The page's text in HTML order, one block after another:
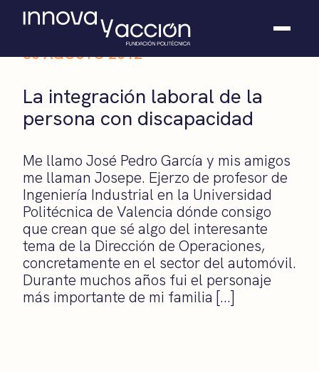
Somos fundación
Casos de éxito
Hackathones
Modo On
Contacto
30 AGOSTO 2012
La integración laboral de la
persona con discapacidad
Me llamo José Pedro García y mis amigos
me llaman Josepe. Ejerzo de profesor de
Ingeniería Industrial en la Universidad
Politécnica de Valencia dónde consigo
que crean que sé algo del interesante
tema de la Dirección de Operaciones,
concretamente en el sector del automóvil.
Durante muchos años fui el personaje
más importante de mi familia […]